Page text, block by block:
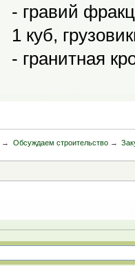
- гравий
1 куб,
- гранитная
→ Обсуждаем строительство→